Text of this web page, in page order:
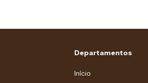
Departamentos
Início